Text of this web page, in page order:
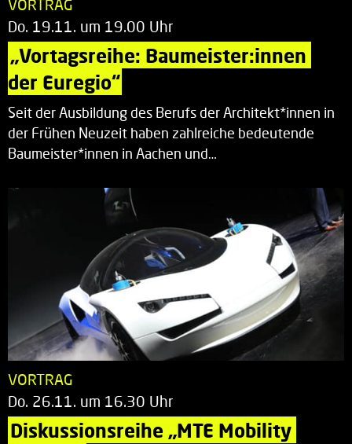
VORTRAG
Do. 19.11. um 19.00 Uhr
„Vortagsreihe: Baumeister:innen
der Euregio“
Seit der Ausbildung des Berufs der Architekt*innen in
der Frühen Neuzeit haben zahlreiche bedeutende
Baumeister*innen in Aachen und…
VORTRAG
Do. 26.11. um 16.30 Uhr
Diskussionsreihe „MTE Mobility